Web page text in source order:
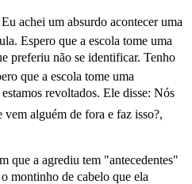
achei um absurdo acontecer uma
Espero que a escola tome uma
preferiu não se identificar. Tenho
que a escola tome uma
revoltados. Ele disse: Nós
alguém de fora e faz isso?,
que a agrediu tem "antecedentes"
montinho de cabelo que ela